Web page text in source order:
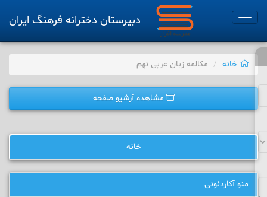
Toggle
دبیرستان دخترانه فرهنگ ایران
خانه مکالمه زبان عربی نهم
مشاهده آرشیو صفحه
خانه
منو آکاردئونی